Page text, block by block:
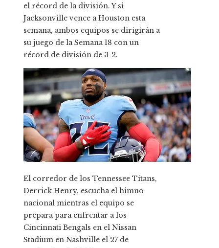
el récord de la división. Y si
Jacksonville vence a Houston esta
semana, ambos equipos se dirigirán a
su juego de la Semana 18 con un
récord de división de 3-2.
El corredor de los Tennessee Titans,
Derrick Henry, escucha el himno
nacional mientras el equipo se
prepara para enfrentar a los
Cincinnati Bengals en el Nissan
Stadium en Nashville el 27 de